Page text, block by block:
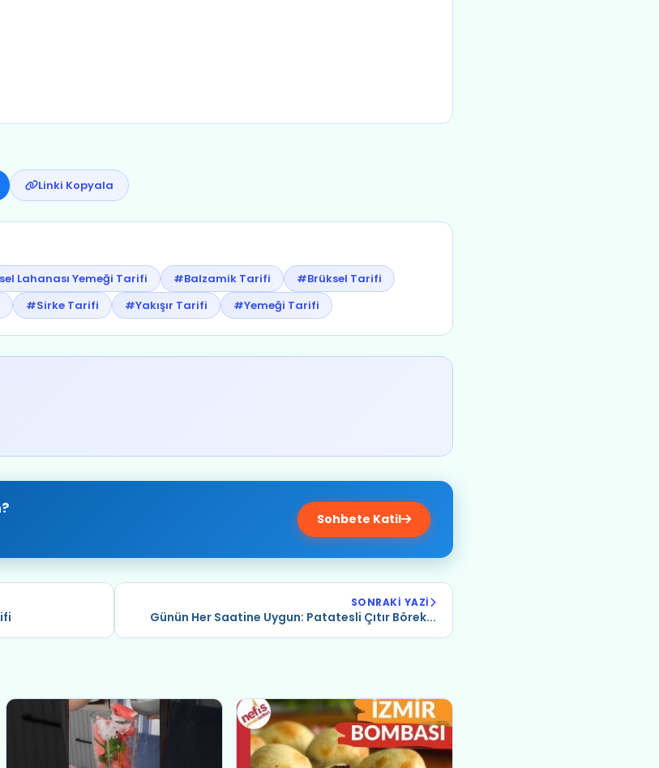
Linki Kopyala
Lahanası Yemeği Tarifi #Balzamik Tarifi
#Brüksel Tarifi
#Sirke Tarifi #Yakışır Tarifi #Yemeği Tarifi
Sohbete Katil
SONRAKI YAZI
Günün Her Saatine Uygun: Patatesli Çıtır Börek...